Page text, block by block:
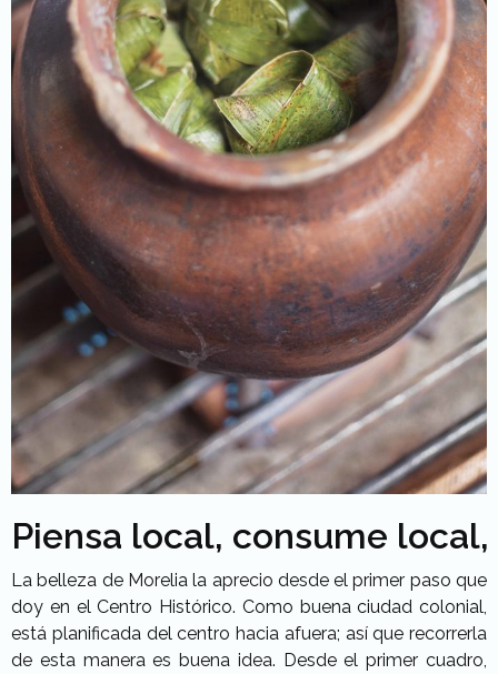
Piensa local, consume
La belleza de Morelia la aprecio desde el primer paso que
doy en el Centro Histórico. Como buena ciudad colonial,
está planificada del centro hacia afuera; así que recorrerla
de esta manera es buena idea. Desde el primer cuadro,